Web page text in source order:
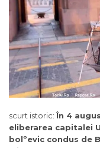
scurt istoric:În 4
eliberarea capitalei
bolºevic condus de